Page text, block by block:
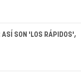
ASÍ SON 'LOS RÁPIDOS',